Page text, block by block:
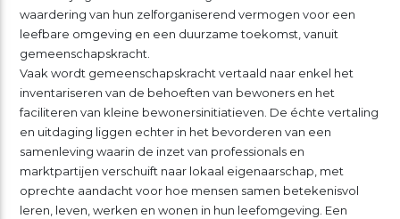
waardering van hun zelforganiserend vermogen voor een
leefbare omgeving en een duurzame toekomst, vanuit
gemeenschapskracht.
Vaak wordt gemeenschapskracht vertaald naar enkel het
inventariseren van de behoeften van bewoners en het
faciliteren van kleine bewonersinitiatieven. De échte vertaling
en uitdaging liggen echter in het bevorderen van een
samenleving waarin de inzet van professionals en
marktpartijen verschuift naar lokaal eigenaarschap, met
oprechte aandacht voor hoe mensen samen betekenisvol
leren, leven, werken en wonen in hun leefomgeving. Een